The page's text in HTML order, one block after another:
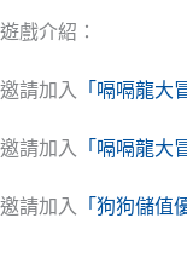
到
遊戲介紹：
邀請加入 「嗝嗝龍大
邀請加入 「嗝嗝龍大
邀請加入 「狗狗儲值